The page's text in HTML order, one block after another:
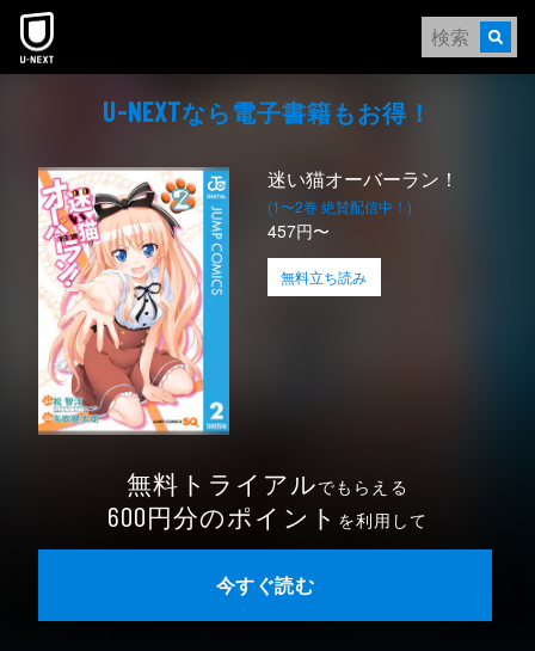
本文へスキップ
U-NEXTなら電⼦書籍もお得！
迷い猫オーバーラン！
(1〜2巻 絶賛配信中！)
457円〜
無料立ち読み
無料トライアルでもらえる
600円分のポイント を利用して
今すぐ読む